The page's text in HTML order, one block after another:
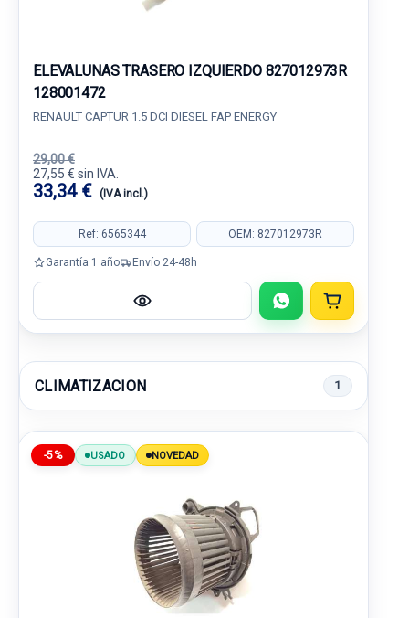
ELEVALUNAS TRASERO IZQUIERDO 827012973R
128001472
RENAULT CAPTUR 1.5 DCI DIESEL FAP ENERGY
29,00 €
27,55 € sin IVA.
33,34 € (IVA incl.)
Ref: 6565344 OEM: 827012973R
Garantía 1 año Envío 24-48h
CLIMATIZACION 1
-5% USADO NOVEDAD